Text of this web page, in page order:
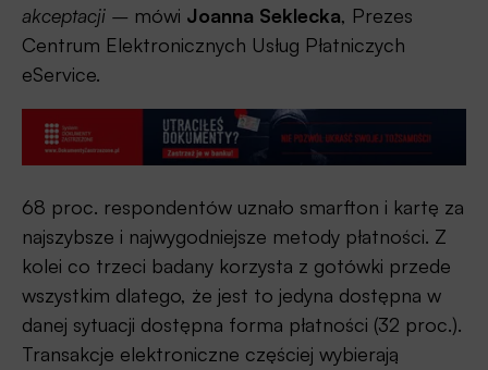
akceptacji – mówi Joanna Seklecka, Prezes
Centrum Elektronicznych Usług Płatniczych
eService.
68 proc. respondentów uznało smarfton i kartę za
najszybsze i najwygodniejsze metody płatności. Z
kolei co trzeci badany korzysta z gotówki przede
wszystkim dlatego, że jest to jedyna dostępna w
danej sytuacji dostępna forma płatności (32 proc.).
Transakcje elektroniczne częściej wybierają